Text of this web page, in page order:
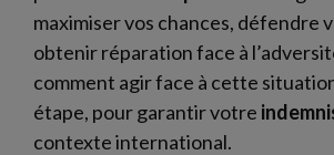
maximiser vos chances, défendre
obtenir réparation face à
comment agir face à cette
étape, pour garantir votre
contexte international.